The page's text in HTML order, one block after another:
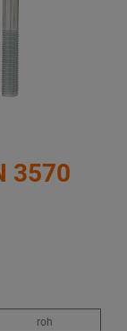
3570
roh